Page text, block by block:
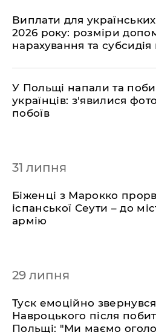
Виплати для
2026 року: розміри
нарахування та
У Польщі напали та
українців: з'явилися
побоїв
31 липня
Біженці з Марокко
іспанської Сеути – до
армію
29 липня
Туск емоційно
Навроцького після
Польщі: "Ми маємо